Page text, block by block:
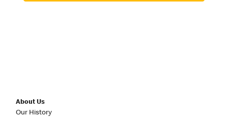
About Us
Our History